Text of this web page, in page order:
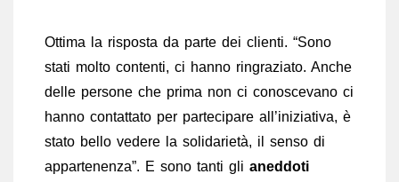
Ottima la risposta da parte dei clienti. “Sono
stati molto contenti, ci hanno ringraziato. Anche
delle persone che prima non ci conoscevano ci
hanno contattato per partecipare all’iniziativa, è
stato bello vedere la solidarietà, il senso di
appartenenza”. E sono tanti gli aneddoti